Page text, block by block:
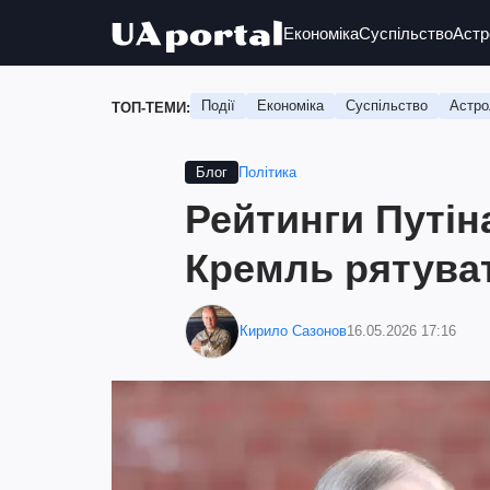
ЕкономікаСуспільство
ТОП-ТЕМИ: Події Економіка Суспільство
Блог Політика
Рейтинги
Кремль
Кирило Сазонов16.05.2026 17:16